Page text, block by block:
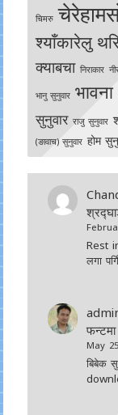
चिमरु
श्याँकारेलु
क्याबचा निराकार
भानु सुनुवार
सुनुवार राजु सुनुवार
(ङावाच) सुनुवार होम
Rest
लगा
फन्टमा
May
बिबेक